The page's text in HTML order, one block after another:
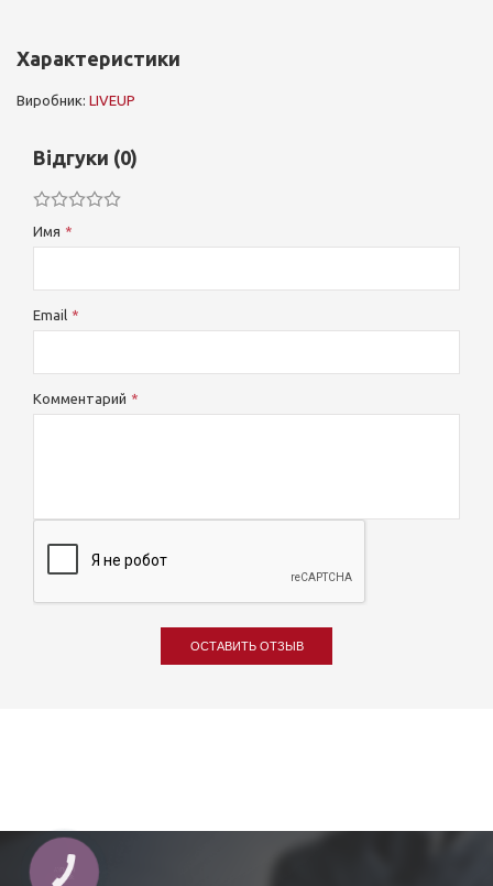
Характеристики
Виробник: LIVEUP
Відгуки (0)
Имя
Email
Комментарий
ОСТАВИТЬ ОТЗЫВ